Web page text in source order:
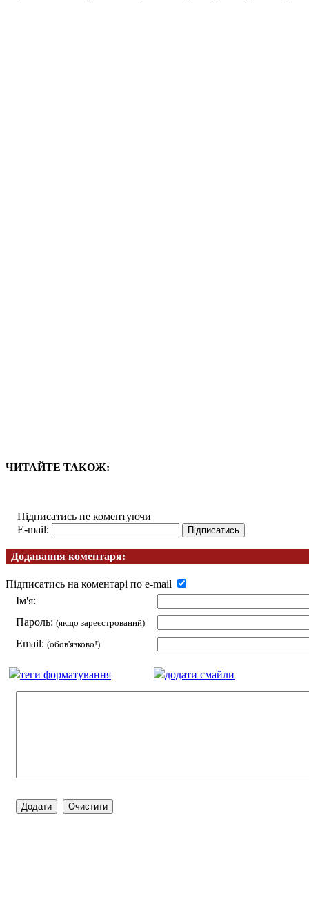
ЧИТАЙТЕ ТАКОЖ:
Підписатись не коментуючи
E-mail:
Додавання коментаря:
Підписатись на коментарі по e-mail
Ім'я:
Пароль: (якщо зареєстрований)
Email: (обов'язково!)
теги форматування додати смайли